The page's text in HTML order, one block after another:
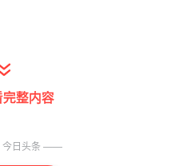
整内容
今日头条 ——